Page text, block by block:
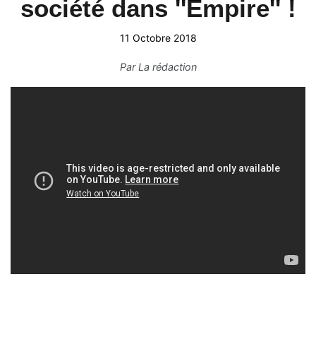
société dans ''Empire'' !
11 Octobre 2018
ParLa rédaction